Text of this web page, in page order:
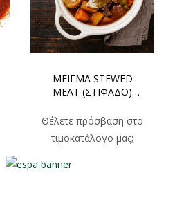
ΜΕΙΓΜΑ STEWED
MEAT (ΣΤΙΦΑΔΟ)
Θέλετε πρόσβαση στο
τιμοκατάλογο μας;